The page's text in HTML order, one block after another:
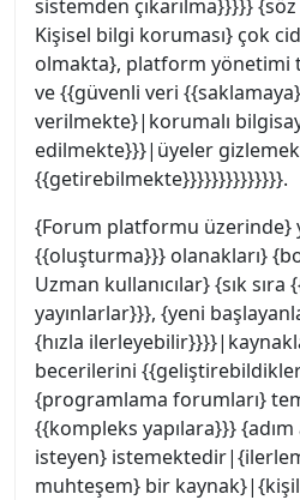
sistemden çıkarılma}}}}}
Kişisel bilgi koruması} çok
olmakta}, platform yönetimi
ve {{güvenli veri
verilmekte}|korumalı
edilmekte}}}|üyeler
{{getirebilmekte}}}}}}}}}}}}}}.
{Forum platformu üzerinde}
{{oluşturma}}} olanakları}
Uzman kullanıcılar} {sık sıra
yayınlarlar}}}, {yeni
{hızla
becerilerini
{programlama forumları}
{{kompleks yapılara}}}
isteyen}
muhteşem} bir